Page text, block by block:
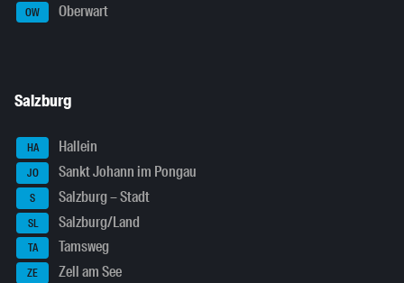
OW Oberwart
Salzburg
HA Hallein
JO Sankt Johann im Pongau
S Salzburg – Stadt
SL Salzburg/Land
TA Tamsweg
ZE Zell am See